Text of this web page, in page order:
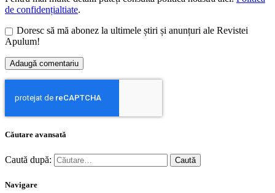
de confidențialtiate.
Doresc să mă abonez la ultimele știri și anunțuri ale Revistei
Apulum!
Căutare avansată
Caută după:
Navigare